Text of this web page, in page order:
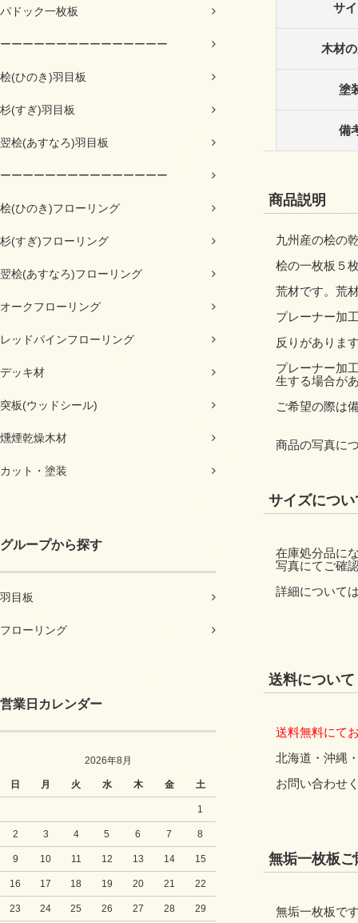
パドック一枚板
ーーーーーーーーーーーーーーー
桧(ひのき)羽目板
杉(すぎ)羽目板
翌桧(あすなろ)羽目板
ーーーーーーーーーーーーーーー
桧(ひのき)フローリング
杉(すぎ)フローリング
翌桧(あすなろ)フローリング
オークフローリング
レッドパインフローリング
デッキ材
突板(ウッドシール)
燻煙乾燥木材
カット・塗装
グループから探す
羽目板
フローリング
営業日カレンダー
2026年8月
日 月 火 水 木 金 土
1
2 3 4 5 6 7 8
9 10 11 12 13 14 15
16 17 18 19 20 21 22
23 24 25 26 27 28 29
サ
木材
塗
備
商品説明
九州産の桧の
桧の一枚板５
荒材です。荒
プレーナー加
反りがありま
プレーナー加
生する場合が
ご希望の際は
商品の写真に
サイズについ
在庫処分品に
写真にてご確
詳細について
送料について
送料無料にて
北海道・沖縄
お問い合わせ
無垢一枚板
無垢一枚板で